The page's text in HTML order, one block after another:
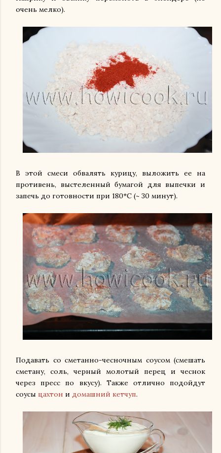
очень мелко).
В этой смеси обвалять курицу, выложить ее на
противень, выстеленный бумагой для выпечки и
запечь до готовности при 180*С (~ 30 минут).
Подавать со сметанно-чесночным соусом (смешать
сметану, соль, черный молотый перец и чеснок
через пресс по вкусу). Также отлично подойдут
соусы цахтон и домашний кетчуп.